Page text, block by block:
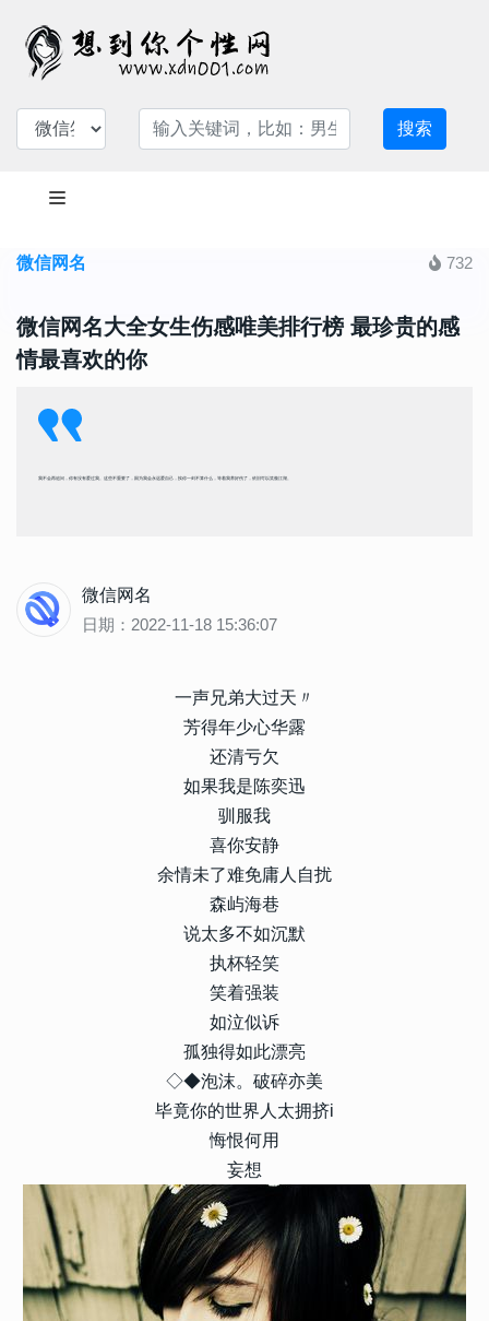
搜索
微信网名 732
微信网名大全女生伤感唯美排行榜 最珍贵的感
情最喜欢的你
我不会再追问，你有没有爱过我。这些不重要了，因为我会永远爱自己，挨你一剑不算什么，等着我养好伤了，依旧可以笑傲江湖。
微信网名
日期：2022-11-18 15:36:07
一声兄弟大过天〃
芳得年少心华露
还清亏欠
如果我是陈奕迅
驯服我
喜你安静
余情未了难免庸人自扰
森屿海巷
说太多不如沉默
执杯轻笑
笑着强装
如泣似诉
孤独得如此漂亮
◇◆泡沫。破碎亦美
毕竟你的世界人太拥挤i
悔恨何用
妄想